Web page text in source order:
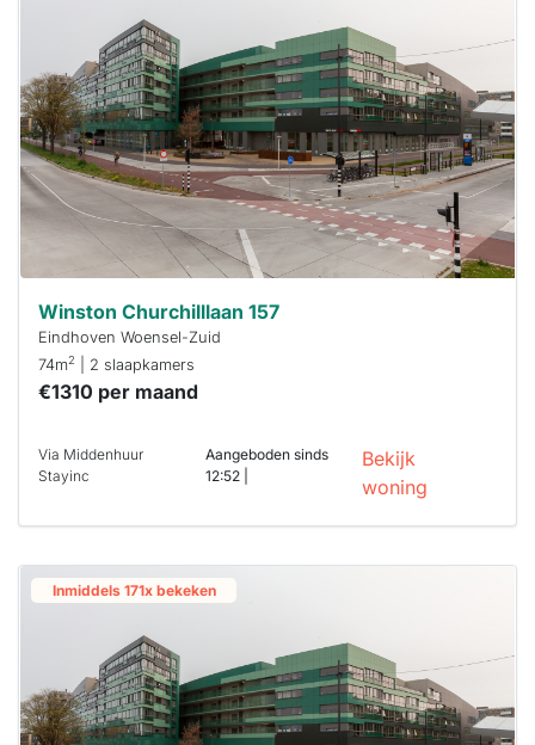
Winston Churchilllaan 157
Eindhoven Woensel-Zuid
74m2 | 2 slaapkamers
€1310 per maand
Via Middenhuur
Stayinc
Aangeboden sinds
12:52 |
Bekijk
woning
Inmiddels 171x bekeken